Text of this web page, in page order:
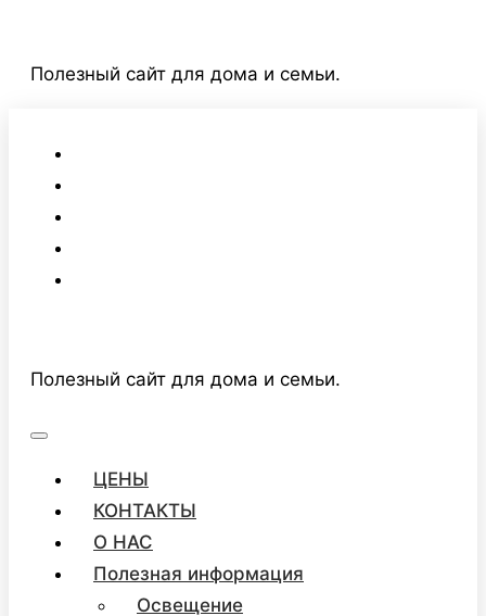
содержимому
Полезный сайт для дома и семьи.
Полезный сайт для дома и семьи.
ЦЕНЫ
КОНТАКТЫ
О НАС
Полезная информация
Освещение